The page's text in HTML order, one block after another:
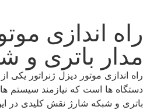
راه‌ اندازی
مدار باتری و
راه‌ اندازی موتور دیزل ژنراتور یکی
دستگاه ها است که نیازمند سیستم
باتری و شبکه شارژ نقش کلیدی در این